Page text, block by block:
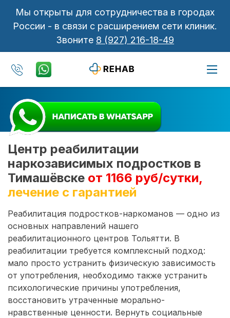
Мы открыты для сотрудничества в городах
России - в связи с расширением сети клиник.
Звоните 8 (927) 216-18-49
Центр реабилитации
наркозависимых подростков в
Тимашёвске от 1166 руб/сутки,
лечение с гарантией
Реабилитация подростков-наркоманов — одно из
основных направлений нашего
реабилитационного центров Тольятти. В
реабилитации требуется комплексный подход:
мало просто устранить физическую зависимость
от употребления, необходимо также устранить
психологические причины употребления,
восстановить утраченные морально-
нравственные ценности. Вернуть социальные